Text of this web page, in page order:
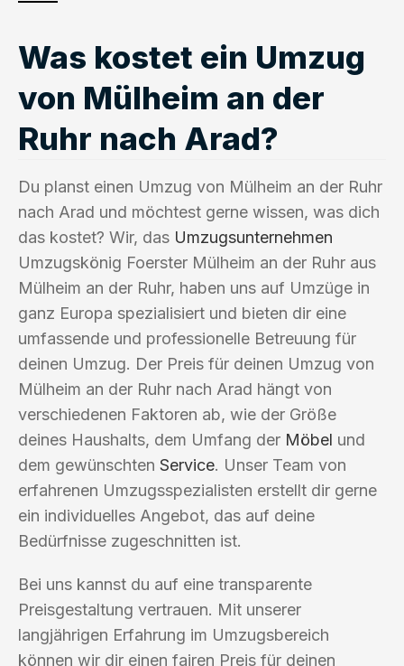
Was kostet ein Umzug
von Mülheim an der
Ruhr nach Arad?
Du planst einen Umzug von Mülheim an der Ruhr
nach Arad und möchtest gerne wissen, was dich
das kostet? Wir, das Umzugsunternehmen
Umzugskönig Foerster Mülheim an der Ruhr aus
Mülheim an der Ruhr, haben uns auf Umzüge in
ganz Europa spezialisiert und bieten dir eine
umfassende und professionelle Betreuung für
deinen Umzug. Der Preis für deinen Umzug von
Mülheim an der Ruhr nach Arad hängt von
verschiedenen Faktoren ab, wie der Größe
deines Haushalts, dem Umfang der Möbel und
dem gewünschten Service. Unser Team von
erfahrenen Umzugsspezialisten erstellt dir gerne
ein individuelles Angebot, das auf deine
Bedürfnisse zugeschnitten ist.
Bei uns kannst du auf eine transparente
Preisgestaltung vertrauen. Mit unserer
langjährigen Erfahrung im Umzugsbereich
können wir dir einen fairen Preis für deinen